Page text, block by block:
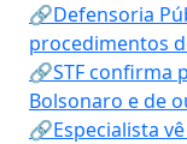
🔗Defensoria
procedimentos
🔗STF confirma
Bolsonaro e de
🔗Especialista